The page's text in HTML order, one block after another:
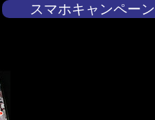
スマホキャンペーン